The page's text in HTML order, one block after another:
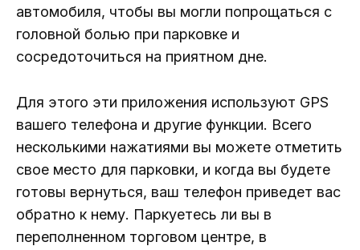
автомобиля, чтобы вы могли попрощаться с
головной болью при парковке и
сосредоточиться на приятном дне.
Для этого эти приложения используют GPS
вашего телефона и другие функции. Всего
несколькими нажатиями вы можете отметить
свое место для парковки, и когда вы будете
готовы вернуться, ваш телефон приведет вас
обратно к нему. Паркуетесь ли вы в
переполненном торговом центре, в